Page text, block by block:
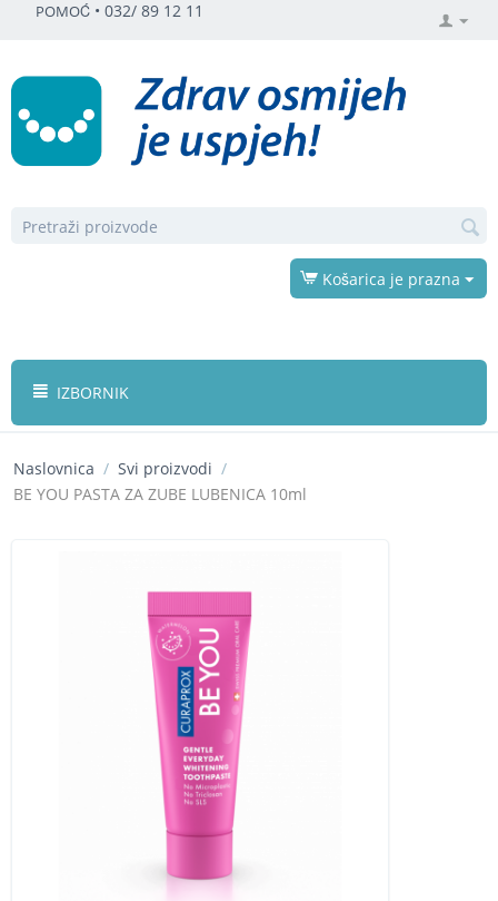
POMOĆ • 032/ 89 12 11
Košarica je prazna
IZBORNIK
Naslovnica / Svi proizvodi /
BE YOU PASTA ZA ZUBE LUBENICA 10ml